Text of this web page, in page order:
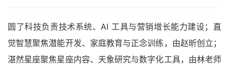
圆了科技负责技术系统、AI 工具与营销增长能力建设；直
觉智慧聚焦潜能开发、家庭教育与正念训练，由赵昕创立；
湛然星座聚焦星座内容、天象研究与数字化工具，由林老师